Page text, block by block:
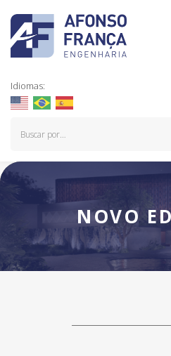
Idiomas:
NOVO